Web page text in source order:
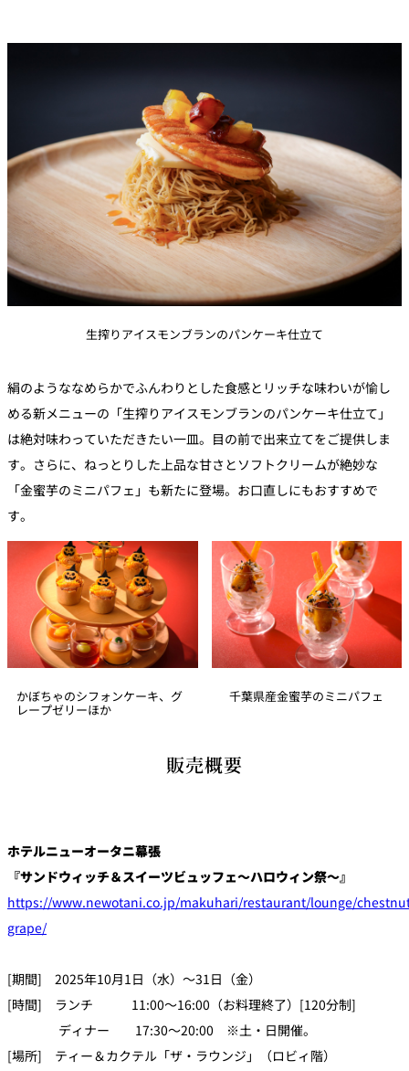
生搾りアイスモンブランのパンケーキ仕立て
絹のようななめらかでふんわりとした食感とリッチな味わいが愉し
める新メニューの「生搾りアイスモンブランのパンケーキ仕立て」
は絶対味わっていただきたい一皿。目の前で出来立てをご提供しま
す。さらに、ねっとりした上品な甘さとソフトクリームが絶妙な
「金蜜芋のミニパフェ」も新たに登場。お口直しにもおすすめで
す。
かぼちゃのシフォンケーキ、グ
レープゼリーほか
千葉県産金蜜芋のミニパフェ
販売概要
ホテルニューオータニ幕張
『サンドウィッチ＆スイーツビュッフェ～ハロウィン祭～』
https://www.newotani.co.jp/makuhari/restaurant/lounge/
grape/
[期間] 2025年10月1日（水）～31日（金）
[時間] ランチ 11:00～16:00（お料理終了）[120分制]
ディナー 17:30～20:00 ※土・日開催。
[場所] ティー＆カクテル「ザ・ラウンジ」（ロビィ階）